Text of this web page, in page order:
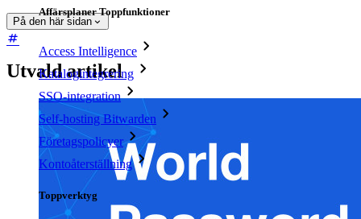
Affärsplaner Toppfunktioner
Access Intelligence
Katalogintegrering
SSO-integration
Self-hosting Bitwarden
Företagspolicyer
Kontoåterställning
Toppverktyg
På den här sidan
Utvald artikel